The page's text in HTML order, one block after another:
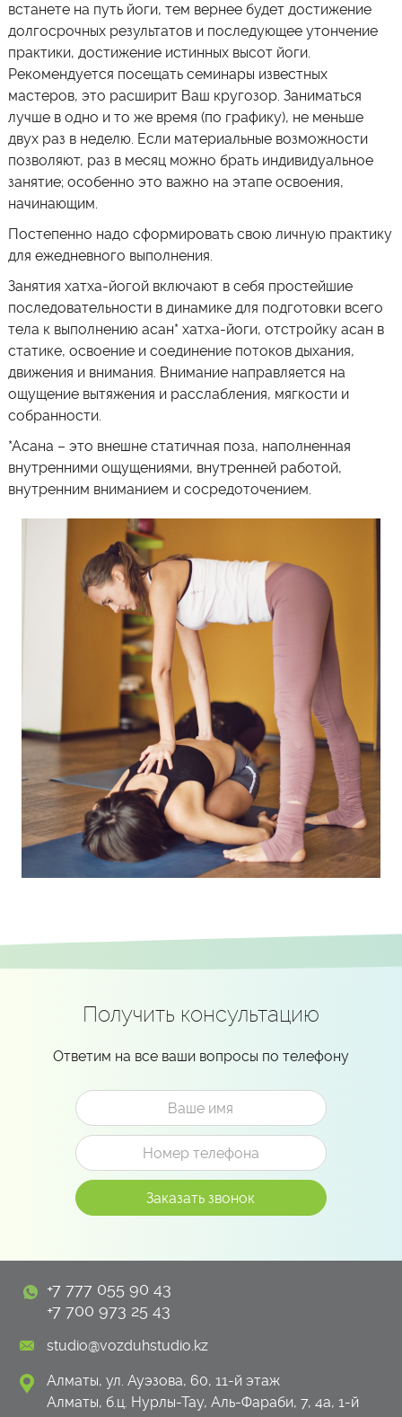
встанете на путь йоги, тем вернее будет достижение
долгосрочных результатов и последующее утончение
практики, достижение истинных высот йоги.
Рекомендуется посещать семинары известных
мастеров, это расширит Ваш кругозор. Заниматься
лучше в одно и то же время (по графику), не меньше
двух раз в неделю. Если материальные возможности
позволяют, раз в месяц можно брать индивидуальное
занятие; особенно это важно на этапе освоения,
начинающим.
Постепенно надо сформировать свою личную практику
для ежедневного выполнения.
Занятия хатха-йогой включают в себя простейшие
последовательности в динамике для подготовки всего
тела к выполнению асан* хатха-йоги, отстройку асан в
статике, освоение и соединение потоков дыхания,
движения и внимания. Внимание направляется на
ощущение вытяжения и расслабления, мягкости и
собранности.
*Асана – это внешне статичная поза, наполненная
внутренними ощущениями, внутренней работой,
внутренним вниманием и сосредоточением.
Получить консультацию
Ответим на все ваши вопросы по телефону
+7 777 055 90 43
+7 700 973 25 43
studio@vozduhstudio.kz
Алматы, ул. Ауэзова, 60, 11-й этаж
Алматы, б.ц. Нурлы-Тау, Аль-Фараби, 7, 4а, 1-й